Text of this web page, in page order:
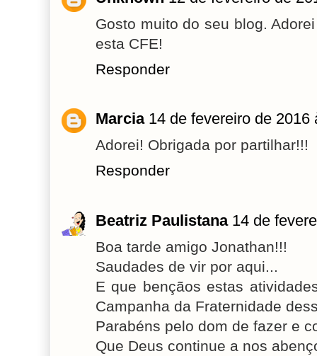
Gosto muito do seu blog.
esta CFE!
Responder
Marcia 14 de fevereiro de 2016
Adorei! Obrigada por partilhar!!!
Responder
Beatriz Paulistana 14 de
Boa tarde amigo Jonathan!!!
Saudades de vir por aqui...
E que bençãos estas
Campanha da Fraternidade
Parabéns pelo dom de fazer e
Que Deus continue a nos